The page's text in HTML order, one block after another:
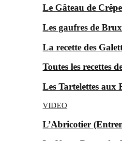
Le Gâteau de
Les gaufres de
La recette des
Toutes les recettes
Les Tartelettes aux
VIDEO
L’Abricotier